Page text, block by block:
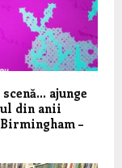
ajunge
din anii
–